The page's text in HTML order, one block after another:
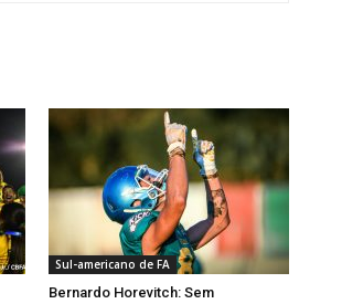
Sul-americano de FA
Bernardo Horevitch: Sem